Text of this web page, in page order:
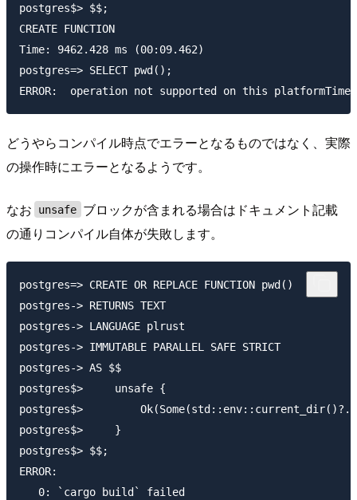
postgres$> $$;
CREATE FUNCTION
Time: 9462.428 ms (00:09.462)
postgres=> SELECT pwd();
どうやらコンパイル時点でエラーとなるものではなく、実際
の操作時にエラーとなるようです。
なお unsafe ブロックが含まれる場合はドキュメント記載
の通りコンパイル自体が失敗します。
postgres=> CREATE OR REPLACE FUNCTION pwd()
postgres-> RETURNS TEXT
postgres-> LANGUAGE plrust
postgres-> IMMUTABLE PARALLEL SAFE STRICT
postgres-> AS $$
postgres$>     unsafe {
postgres$>
postgres$>     }
postgres$> $$;
ERROR:
   0: `cargo build` failed